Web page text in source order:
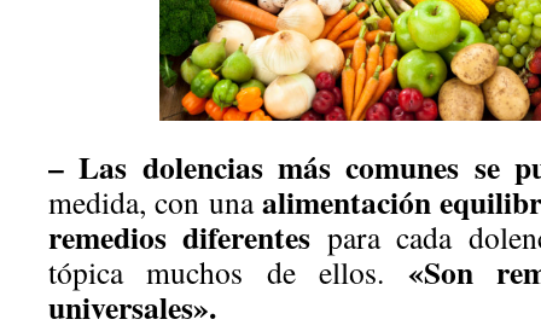
– Las dolencias más comunes se
medida, con unaalimentación
remedios diferentes para cada
tópica muchos de ellos. «Son
universales».